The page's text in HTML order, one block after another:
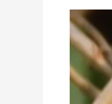
White-
Browed
Bulbul
Passerine
Birds.